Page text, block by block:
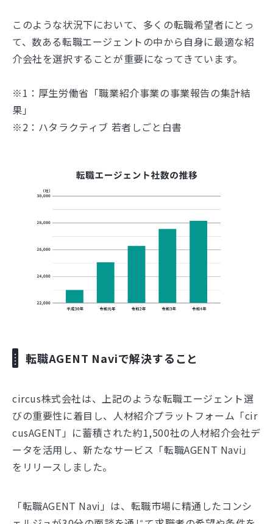
このような状況下において、多くの転職希望者にとっ
て、数ある転職エージェントの中から自身に最適な紹
介会社を選択することが重要になってきています。
※1：厚生労働省「職業紹介事業の事業報告の集計結
果」
※2：ハタラクティブ 若者しごと白書
転職AGENT Naviで解決すること
circus株式会社は、上記のような転職エージェント選
びの重要性に着目し、人材紹介プラットフォーム「cir
cusAGENT」に蓄積された約1,500社の人材紹介会社デ
ータを活用し、新たなサービス「転職AGENT Navi」
をリリースしました。
「転職AGENT Navi」は、転職市場に精通したコンシ